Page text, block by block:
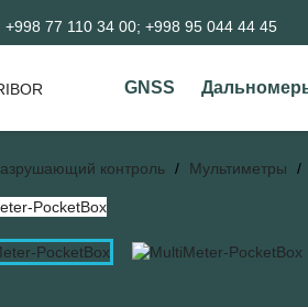
+998 77 110 34 00; +998 95 044 44 45
GNSS
контроль Мультиметры